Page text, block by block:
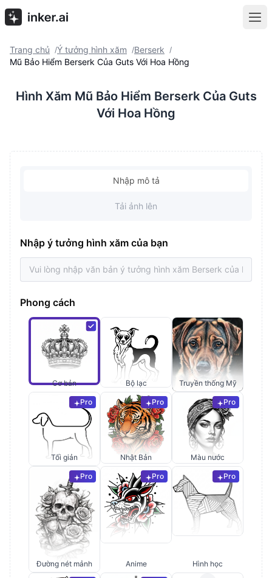
Trang chủ /Ý tưởng hình xăm /Berserk /
Mũ Bảo Hiểm Berserk Của Guts Với Hoa Hồng
Hình Xăm Mũ Bảo Hiểm Berserk Của Guts
Với Hoa Hồng
Nhập mô tả
Tải ảnh lên
Nhập ý tưởng hình xăm của bạn
Phong cách
Cơ bản Bộ lạc Truyền thống Mỹ
Pro
Tối giản
Pro
Nhật Bản
Pro
Màu nước
Pro
Đường nét mảnh
Pro
Anime
Pro
Hình học